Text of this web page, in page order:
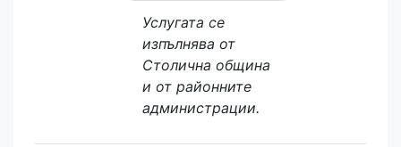
Услугата се
изпълнява от
Столична община
и от районните
администрации.